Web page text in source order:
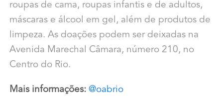
roupas de cama, roupas infantis e de adultos,
máscaras e álcool em gel, além de produtos de
limpeza. As doações podem ser deixadas na
Avenida Marechal Câmara, número 210, no
Centro do Rio.
Mais informações: @oabrio